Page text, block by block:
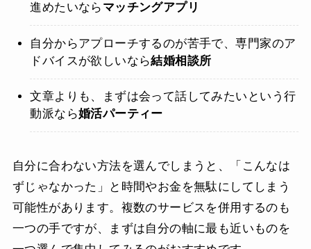
進めたいなら マッチングアプリ
自分からアプローチするのが苦手で、専門家のア
ドバイスが欲しいなら結婚相談所
文章よりも、まずは会って話してみたいという行
動派なら婚活パーティー
自分に合わない方法を選んでしまうと、「こんなは
ずじゃなかった」と時間やお金を無駄にしてしまう
可能性があります。複数のサービスを併用するのも
一つの手ですが、まずは自分の軸に最も近いものを